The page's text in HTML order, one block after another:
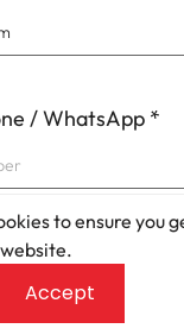
/ WhatsApp *
to ensure you